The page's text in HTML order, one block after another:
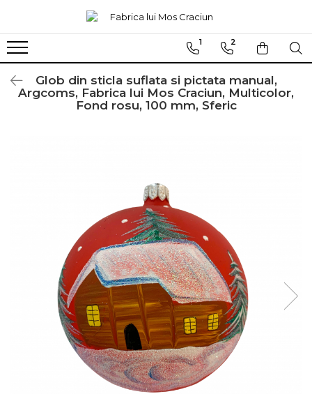
Ø120
Ø100
Sferice
Ovale
1 2
Glob din sticla suflata si pictata manual,
Argcoms, Fabrica lui Mos Craciun, Multicolor,
Fond rosu, 100 mm, Sferic